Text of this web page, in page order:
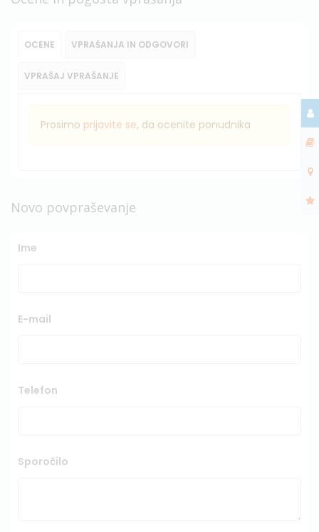
OCENE VPRAŠANJA IN ODGOVORI
VPRAŠAJ VPRAŠANJE
Prosimo prijavite se, da ocenite ponudnika
Novo povpraševanje
Ime
E-mail
Telefon
Sporočilo